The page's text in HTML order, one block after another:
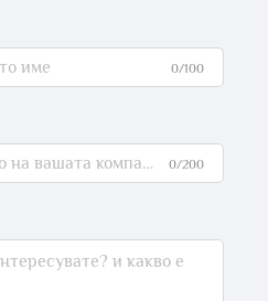
0/100
0/200